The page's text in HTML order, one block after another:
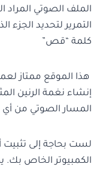
الملف الصوتي
التمرير لتحديد الجزء
كلمة “قص”
هذا الموقع ممتاز
إنشاء نغمة الرنين
المسار الصوتي من أي
لست بحاجة إلى تثبيت
الكمبيوتر الخاص بك.